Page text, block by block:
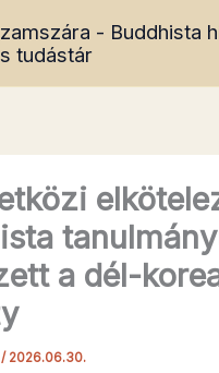
- Buddhista
tudástár
a dél-
/ 2026.06.30.